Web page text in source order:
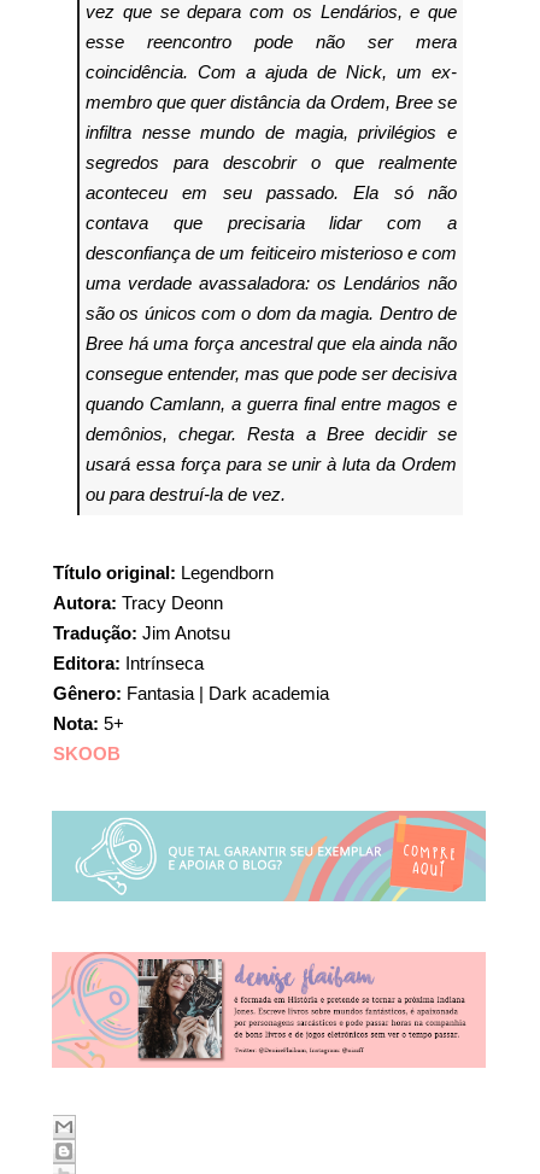
vez que se depara com os Lendários, e que
esse reencontro pode não ser mera
coincidência. Com a ajuda de Nick, um ex-
membro que quer distância da Ordem, Bree se
infiltra nesse mundo de magia, privilégios e
segredos para descobrir o que realmente
aconteceu em seu passado. Ela só não
contava que precisaria lidar com a
desconfiança de um feiticeiro misterioso e com
uma verdade avassaladora: os Lendários não
são os únicos com o dom da magia. Dentro de
Bree há uma força ancestral que ela ainda não
consegue entender, mas que pode ser decisiva
quando Camlann, a guerra final entre magos e
demônios, chegar. Resta a Bree decidir se
usará essa força para se unir à luta da Ordem
ou para destruí-la de vez.
Título original: Legendborn
Autora: Tracy Deonn
Tradução: Jim Anotsu
Editora: Intrínseca
Gênero: Fantasia | Dark academia
Nota: 5+
SKOOB